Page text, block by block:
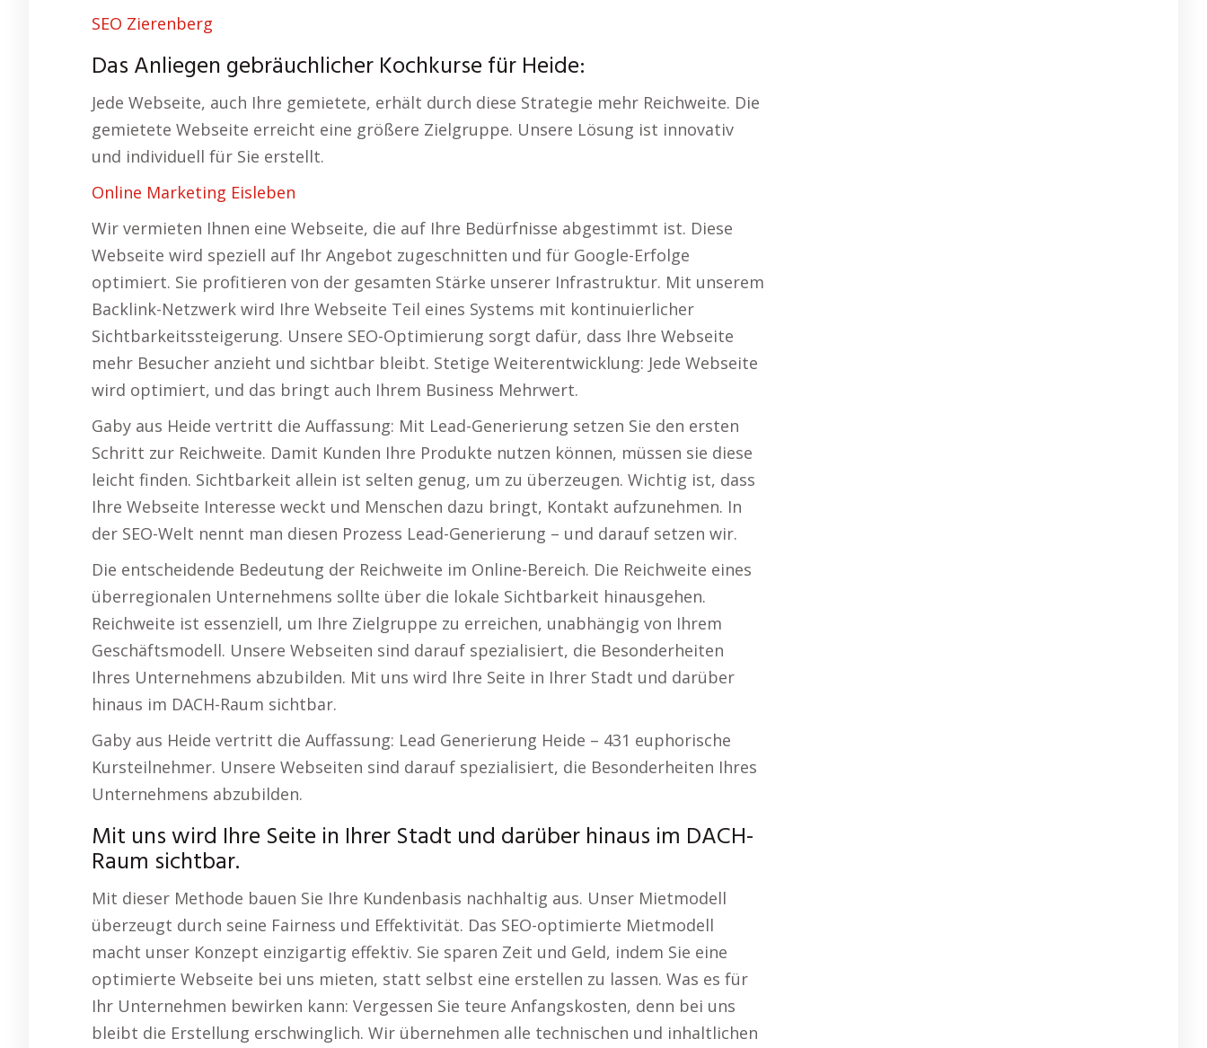
SEO Zierenberg
Das Anliegen gebräuchlicher Kochkurse für Heide:
Jede Webseite, auch Ihre gemietete, erhält durch diese Strategie mehr Reichweite. Die
gemietete Webseite erreicht eine größere Zielgruppe. Unsere Lösung ist innovativ
und individuell für Sie erstellt.
Online Marketing Eisleben
Wir vermieten Ihnen eine Webseite, die auf Ihre Bedürfnisse abgestimmt ist. Diese
Webseite wird speziell auf Ihr Angebot zugeschnitten und für Google-Erfolge
optimiert. Sie profitieren von der gesamten Stärke unserer Infrastruktur. Mit unserem
Backlink-Netzwerk wird Ihre Webseite Teil eines Systems mit kontinuierlicher
Sichtbarkeitssteigerung. Unsere SEO-Optimierung sorgt dafür, dass Ihre Webseite
mehr Besucher anzieht und sichtbar bleibt. Stetige Weiterentwicklung: Jede Webseite
wird optimiert, und das bringt auch Ihrem Business Mehrwert.
Gaby aus Heide vertritt die Auffassung: Mit Lead-Generierung setzen Sie den ersten
Schritt zur Reichweite. Damit Kunden Ihre Produkte nutzen können, müssen sie diese
leicht finden. Sichtbarkeit allein ist selten genug, um zu überzeugen. Wichtig ist, dass
Ihre Webseite Interesse weckt und Menschen dazu bringt, Kontakt aufzunehmen. In
der SEO-Welt nennt man diesen Prozess Lead-Generierung – und darauf setzen wir.
Die entscheidende Bedeutung der Reichweite im Online-Bereich. Die Reichweite eines
überregionalen Unternehmens sollte über die lokale Sichtbarkeit hinausgehen.
Reichweite ist essenziell, um Ihre Zielgruppe zu erreichen, unabhängig von Ihrem
Geschäftsmodell. Unsere Webseiten sind darauf spezialisiert, die Besonderheiten
Ihres Unternehmens abzubilden. Mit uns wird Ihre Seite in Ihrer Stadt und darüber
hinaus im DACH-Raum sichtbar.
Gaby aus Heide vertritt die Auffassung: Lead Generierung Heide – 431 euphorische
Kursteilnehmer. Unsere Webseiten sind darauf spezialisiert, die Besonderheiten Ihres
Unternehmens abzubilden.
Mit uns wird Ihre Seite in Ihrer Stadt und darüber hinaus im DACH-
Raum sichtbar.
Mit dieser Methode bauen Sie Ihre Kundenbasis nachhaltig aus. Unser Mietmodell
überzeugt durch seine Fairness und Effektivität. Das SEO-optimierte Mietmodell
macht unser Konzept einzigartig effektiv. Sie sparen Zeit und Geld, indem Sie eine
optimierte Webseite bei uns mieten, statt selbst eine erstellen zu lassen. Was es für
Ihr Unternehmen bewirken kann: Vergessen Sie teure Anfangskosten, denn bei uns
bleibt die Erstellung erschwinglich. Wir übernehmen alle technischen und inhaltlichen